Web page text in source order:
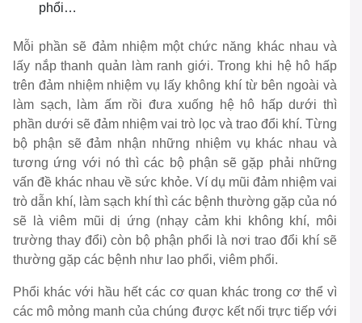
phổi…
Mỗi phần sẽ đảm nhiệm một chức năng khác nhau và
lấy nắp thanh quản làm ranh giới. Trong khi hệ hô hấp
trên đảm nhiệm nhiệm vụ lấy không khí từ bên ngoài và
làm sạch, làm ấm rồi đưa xuống hệ hô hấp dưới thì
phần dưới sẽ đảm nhiệm vai trò lọc và trao đổi khí. Từng
bộ phận sẽ đảm nhận những nhiệm vụ khác nhau và
tương ứng với nó thì các bộ phận sẽ gặp phải những
vấn đề khác nhau về sức khỏe. Ví dụ mũi đảm nhiệm vai
trò dẫn khí, làm sạch khí thì các bệnh thường gặp của nó
sẽ là viêm mũi dị ứng (nhạy cảm khi không khí, môi
trường thay đổi) còn bộ phận phổi là nơi trao đổi khí sẽ
thường gặp các bệnh như lao phổi, viêm phổi.
Phổi khác với hầu hết các cơ quan khác trong cơ thể vì
các mô mỏng manh của chúng được kết nối trực tiếp với